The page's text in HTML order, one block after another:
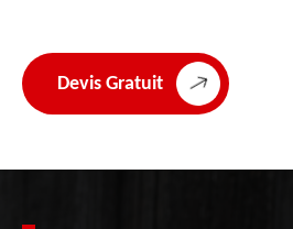
Devis Gratuit